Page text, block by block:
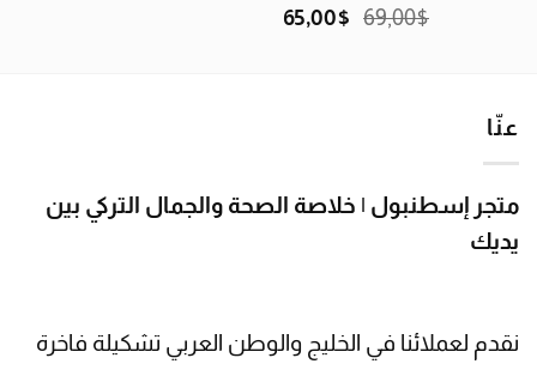
تم التقييم
5.00 من 5
69٫00$
السعر
65٫00$
السعر
عنّا
متجر إسطنبول | خلاصة الصحة والجمال التركي بين
يديك
نقدم لعملائنا في الخليج والوطن العربي تشكيلة فاخرة